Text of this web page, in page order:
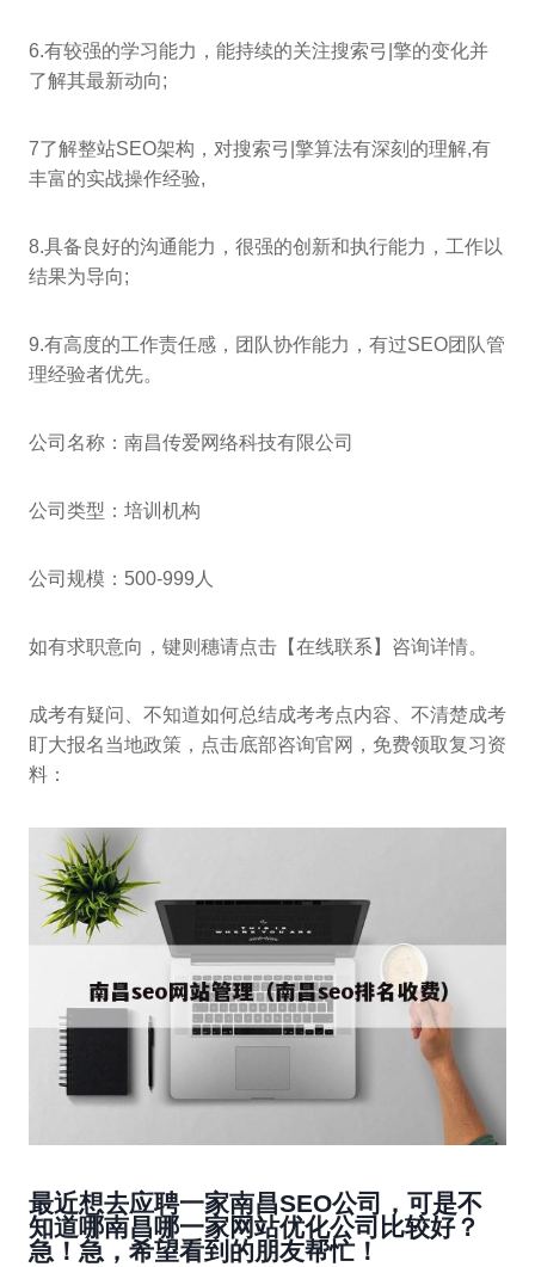
6.有较强的学习能力，能持续的关注搜索弓|擎的变化并
了解其最新动向;
7了解整站SEO架构，对搜索弓|擎算法有深刻的理解,有
丰富的实战操作经验,
8.具备良好的沟通能力，很强的创新和执行能力，工作以
结果为导向;
9.有高度的工作责任感，团队协作能力，有过SEO团队管
理经验者优先。
公司名称：南昌传爱网络科技有限公司
公司类型：培训机构
公司规模：500-999人
如有求职意向，键则穗请点击【在线联系】咨询详情。
成考有疑问、不知道如何总结成考考点内容、不清楚成考
盯大报名当地政策，点击底部咨询官网，免费领取复习资
料：
最近想去应聘一家南昌SEO公司，可是不
知道哪南昌哪一家网站优化公司比较好？
急！急，希望看到的朋友帮忙！